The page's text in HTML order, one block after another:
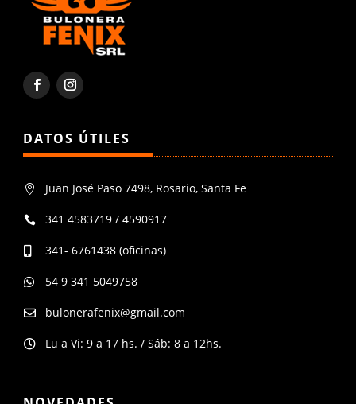
DATOS ÚTILES
 Juan José Paso 7498, Rosario, Santa Fe
 341 4583719 / 4590917
341- 6761438 (oficinas)
 54 9 341 5049758
 bulonerafenix@gmail.com
 Lu a Vi: 9 a 17 hs. / Sáb: 8 a 12hs.